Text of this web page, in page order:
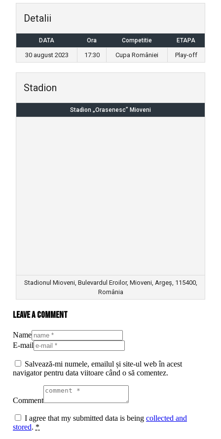
Detalii
DATA Ora Competitie ETAPA
30 august 2023 17:30 Cupa României Play-off
Stadion
Stadion „Orasenesc” Mioveni
Stadionul Mioveni, Bulevardul Eroilor, Mioveni, Argeș, 115400,
România
Leave a comment
Name
E-mail
Salvează-mi numele, emailul și site-ul web în acest
navigator pentru data viitoare când o să comentez.
Comment
I agree that my submitted data is being collected and
stored. *